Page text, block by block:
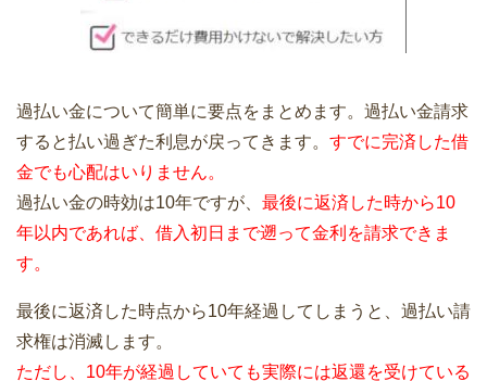
過払い金について簡単に要点をまとめます。過払い金請求
すると払い過ぎた利息が戻ってきます。 すでに完済した借
金でも心配はいりません。
過払い金の時効は10年ですが、 最後に返済した時から10
年以内であれば、借入初日まで遡って金利を請求できま
す。
最後に返済した時点から10年経過してしまうと、過払い請
求権は消滅します。
ただし、10年が経過していても実際には返還を受けている